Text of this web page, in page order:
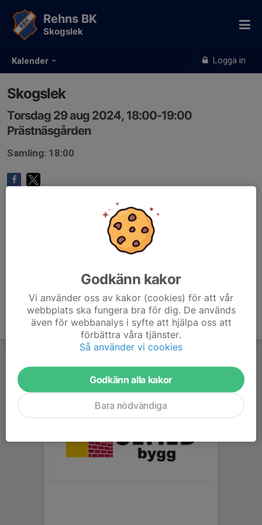
Kalender Logga in
Rehns BK
Skogslek
Skogslek
Torsdag 29 aug 2024, 18:00-19:00
Prästnäsgården
Samling: 18:00
Godkänn kakor
Vi använder oss av kakor (cookies) för att vår
webbplats ska fungera bra för dig. De används
även för webbanalys i syfte att hjälpa oss att
förbättra våra tjänster.
Så använder vi cookies
Godkänn alla kakor
Bara nödvändiga